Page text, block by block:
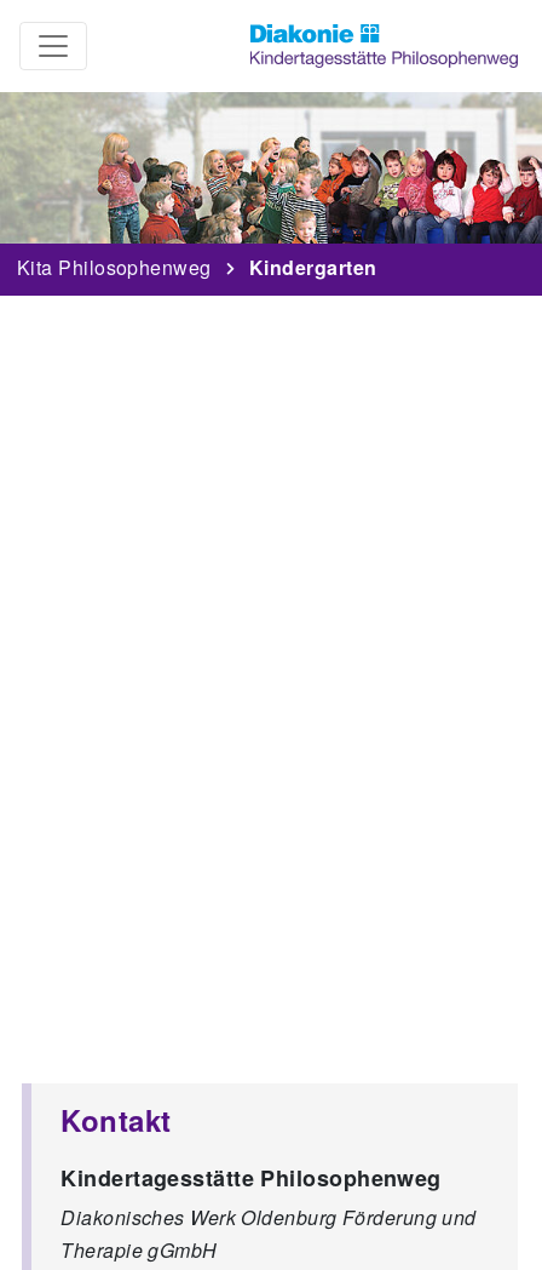
Kita Philosophenweg Kindergarten
Kontakt
Kindertagesstätte Philosophenweg
Diakonisches Werk Oldenburg Förderung und
Therapie gGmbH